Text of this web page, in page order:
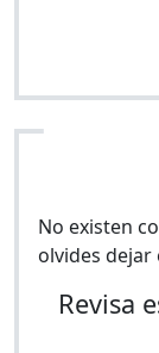
No existen
olvides dejar
Revisa